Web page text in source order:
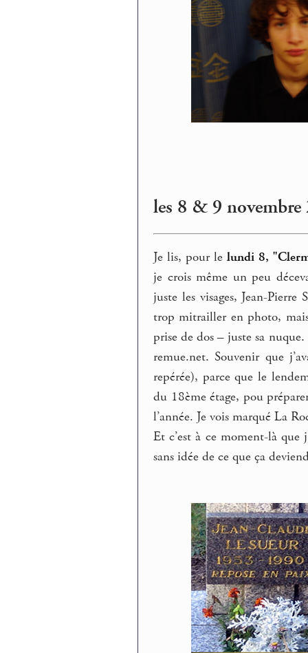
les 8 & 9 novembre
Je lis, pour le lundi 8,
je crois même un peu
juste les visages, Jean-
trop mitrailler en photo,
prise de dos – juste sa
remue.net. Souvenir que
repérée), parce que le
du 18ème étage, pou
l’année. Je vois marqué La
Et c’est à ce moment-là que
sans idée de ce que ça